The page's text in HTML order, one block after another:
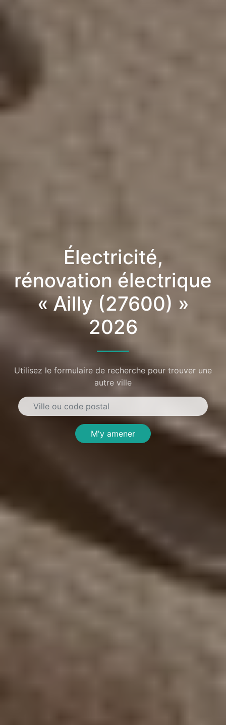
Électricité,
rénovation électrique
« Ailly (27600) »
2026
Utilisez le formulaire de recherche pour trouver une
autre ville
M'y amener